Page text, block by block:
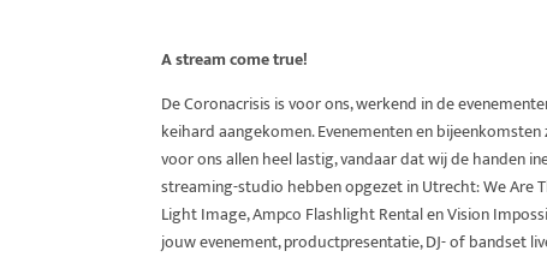
A stream come true!
De Coronacrisis is voor ons, werkend in de
keihard aangekomen. Evenementen en
voor ons allen heel lastig, vandaar dat wij de handen
streaming-studio hebben opgezet in Utrecht: We Are
Light Image, Ampco Flashlight Rental en Vision
jouw evenement, productpresentatie, DJ- of bandset